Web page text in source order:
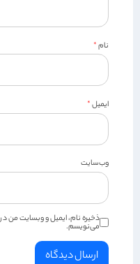
نام*
ایمیل*
وب‌سایت
ذخیره نام، ایمیل و وبسایت من در
می‌نویسم.